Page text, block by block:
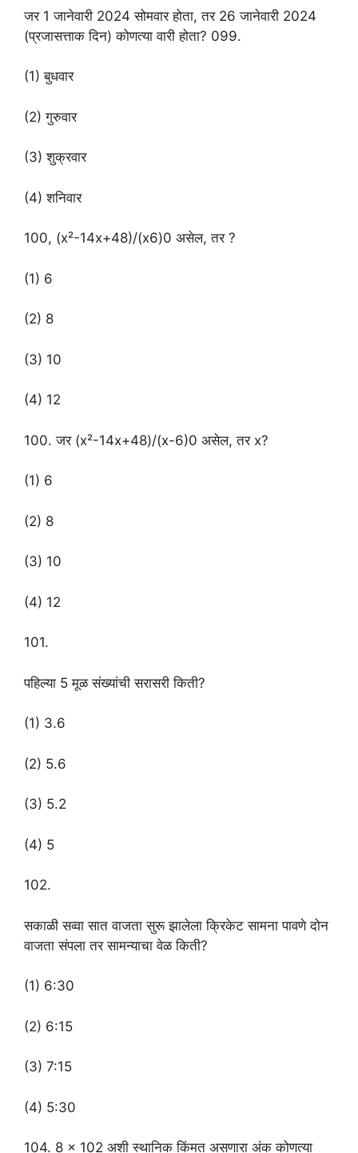
जर 1 जानेवारी 2024 सोमवार होता, तर 26 जानेवारी 2024
(प्रजासत्ताक दिन) कोणत्या वारी होता? 099.
(1) बुधवार
(2) गुरुवार
(3) शुक्रवार
(4) शनिवार
100, (x²-14x+48)/(x6)0 असेल, तर ?
(1) 6
(2) 8
(3) 10
(4) 12
100. जर (x²-14x+48)/(x-6)0 असेल, तर x?
(1) 6
(2) 8
(3) 10
(4) 12
101.
पहिल्या 5 मूळ संख्यांची सरासरी किती?
(1) 3.6
(2) 5.6
(3) 5.2
(4) 5
102.
सकाळी सव्वा सात वाजता सुरू झालेला क्रिकेट सामना पावणे दोन
वाजता संपला तर सामन्याचा वेळ किती?
(1) 6:30
(2) 6:15
(3) 7:15
(4) 5:30
104. 8 × 102 अशी स्थानिक किंमत असणारा अंक कोणत्या